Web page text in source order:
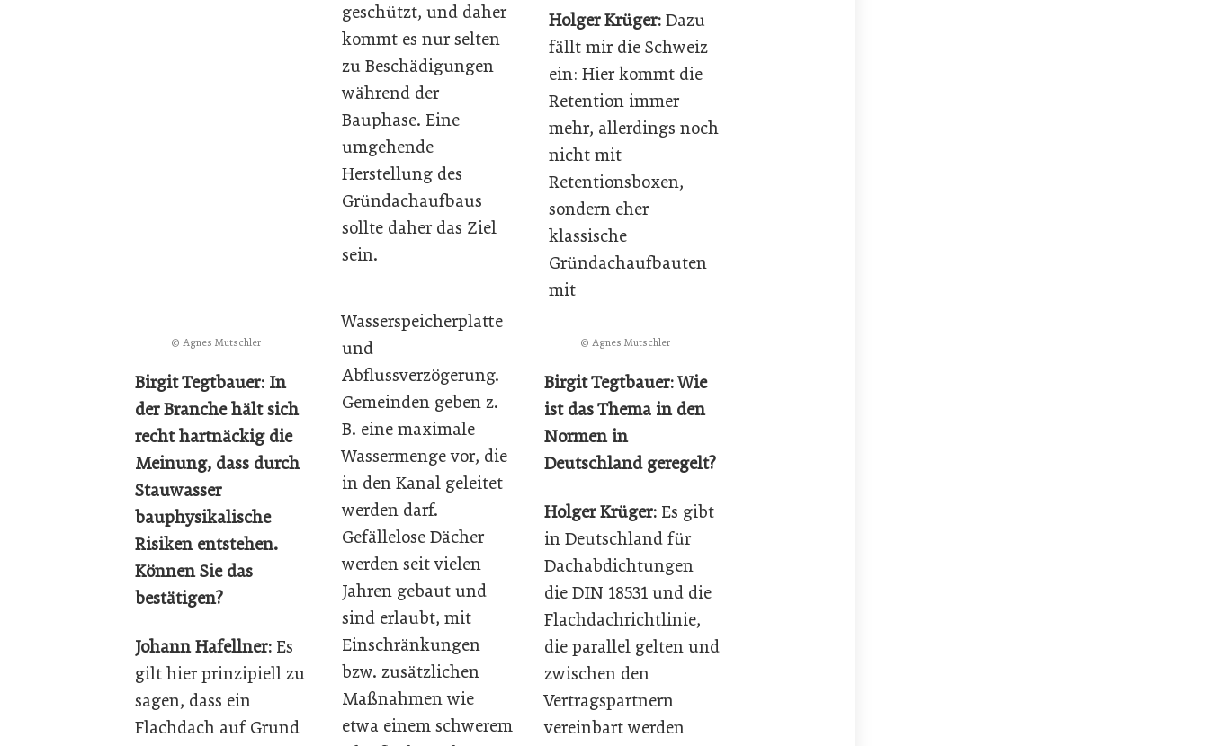
geschützt, und daher
kommt es nur selten
zu Beschädigungen
während der
Bauphase. Eine
umgehende
Herstellung des
Gründachaufbaus
sollte daher das Ziel
sein.
© Agnes Mutschler
Birgit Tegtbauer: Wie
ist das Thema in den
Normen in
Deutschland geregelt?
Holger Krüger: Es gibt
in Deutschland für
Dachabdichtungen
die DIN 18531 und die
Flachdachrichtlinie,
die parallel gelten und
zwischen den
Vertragspartnern
vereinbart werden
© Agnes Mutschler
Birgit Tegtbauer: In
der Branche hält sich
recht hartnäckig die
Meinung, dass durch
Stauwasser
bauphysikalische
Risiken entstehen.
Können Sie das
bestätigen?
Johann Hafellner: Es
gilt hier prinzipiell zu
sagen, dass ein
Flachdach auf Grund
Holger Krüger: Dazu
fällt mir die Schweiz
ein: Hier kommt die
Retention immer
mehr, allerdings noch
nicht mit
Retentionsboxen,
sondern eher
klassische
Gründachaufbauten
mit
Wasserspeicherplatte
und
Abflussverzögerung.
Gemeinden geben z.
B. eine maximale
Wassermenge vor, die
in den Kanal geleitet
werden darf.
Gefällelose Dächer
werden seit vielen
Jahren gebaut und
sind erlaubt, mit
Einschränkungen
bzw. zusätzlichen
Maßnahmen wie
etwa einem schwerem